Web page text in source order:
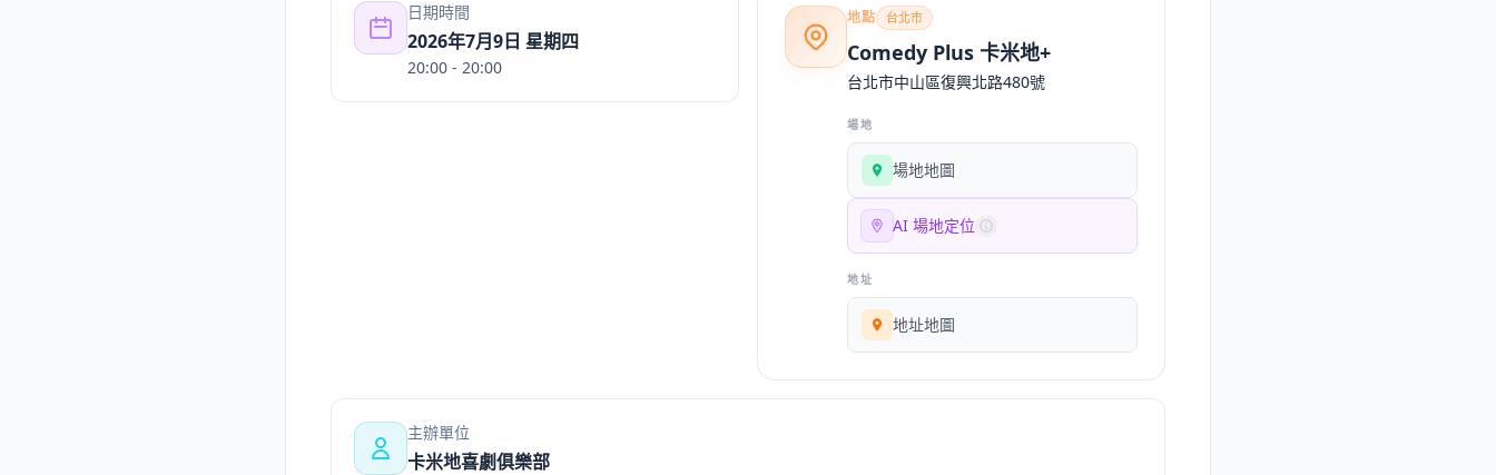
日期時間
2026年7月9日 星期四
20:00 - 20:00
地點 台北市
Comedy Plus 卡米地+
台北市中山區復興北路480號
場地
場地地圖
AI 場地定位
地址
地址地圖
主辦單位
卡米地喜劇俱樂部